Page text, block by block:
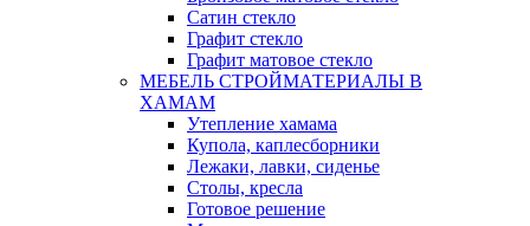
Сатин стекло
Графит стекло
Графит матовое стекло
МЕБЕЛЬ СТРОЙМАТЕРИАЛЫ В
ХАМАМ
Утепление хамама
Купола, каплесборники
Лежаки, лавки, сиденье
Столы, кресла
Готовое решение